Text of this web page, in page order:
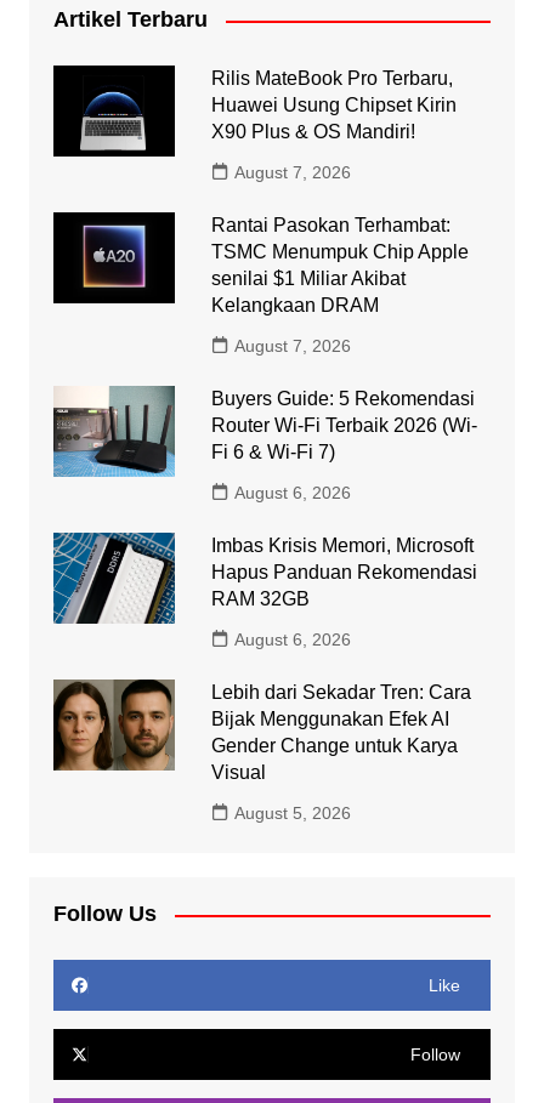
Artikel Terbaru
Rilis MateBook Pro Terbaru,
Huawei Usung Chipset Kirin
X90 Plus & OS Mandiri!
August 7, 2026
Rantai Pasokan Terhambat:
TSMC Menumpuk Chip Apple
senilai $1 Miliar Akibat
Kelangkaan DRAM
August 7, 2026
Buyers Guide: 5 Rekomendasi
Router Wi-Fi Terbaik 2026 (Wi-
Fi 6 & Wi-Fi 7)
August 6, 2026
Imbas Krisis Memori, Microsoft
Hapus Panduan Rekomendasi
RAM 32GB
August 6, 2026
Lebih dari Sekadar Tren: Cara
Bijak Menggunakan Efek AI
Gender Change untuk Karya
Visual
August 5, 2026
Follow Us
Like
Follow